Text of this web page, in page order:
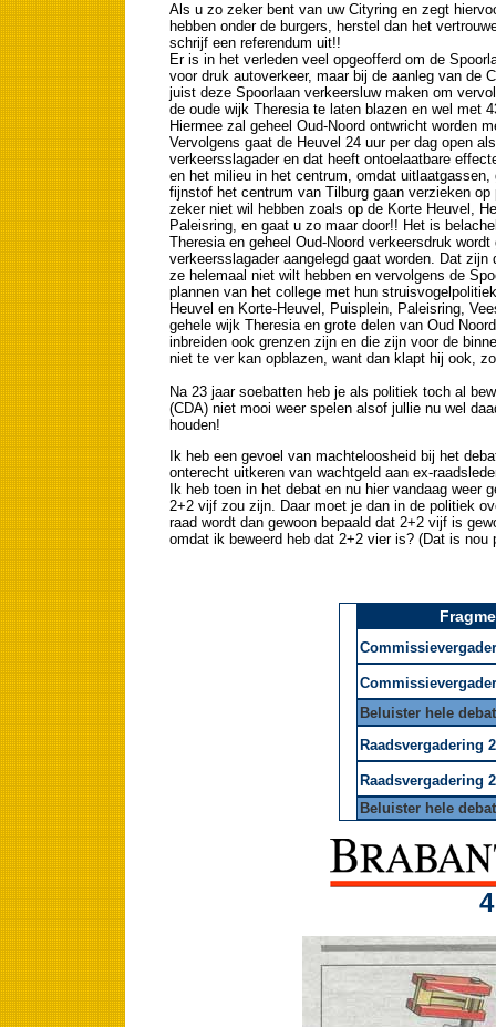
Als u zo zeker bent van uw Cityring en zegt
hebben onder de burgers, herstel dan het
schrijf een referendum uit!!
Er is in het verleden veel opgeofferd om de
voor druk autoverkeer, maar bij de aanleg van de
juist deze Spoorlaan verkeersluw maken om
de oude wijk Theresia te laten blazen en wel met
Hiermee zal geheel Oud-Noord ontwricht worden
Vervolgens gaat de Heuvel 24 uur per dag open
verkeersslagader en dat heeft ontoelaatbare
en het milieu in het centrum, omdat uitlaatgassen,
fijnstof het centrum van Tilburg gaan verzieken op
zeker niet wil hebben zoals op de Korte Heuvel,
Paleisring, en gaat u zo maar door!! Het is
Theresia en geheel Oud-Noord verkeersdruk
verkeersslagader aangelegd gaat worden. Dat
ze helemaal niet wilt hebben en vervolgens de
plannen van het college met hun
Heuvel en Korte-Heuvel, Puisplein, Paleisring,
gehele wijk Theresia en grote delen van Oud
inbreiden ook grenzen zijn en die zijn voor de
niet te ver kan opblazen, want dan klapt hij ook,
Na 23 jaar soebatten heb je als politiek toch al
(CDA) niet mooi weer spelen alsof jullie nu wel
houden!
Ik heb een gevoel van machteloosheid bij het
onterecht uitkeren van wachtgeld aan ex-
Ik heb toen in het debat en nu hier vandaag
2+2 vijf zou zijn. Daar moet je dan in de politiek
raad wordt dan gewoon bepaald dat 2+2 vijf is
omdat ik beweerd heb dat 2+2 vier is? (Dat is
Beluister hele
Raadsvergadering
Raadsvergadering
Beluister hele